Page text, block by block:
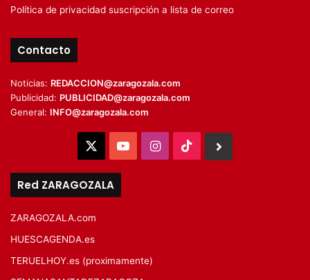
Política de privacidad suscripción a lista de correo
Contacto
Noticias: REDACCION@zaragozala.com
Publicidad: PUBLICIDAD@zaragozala.com
General: INFO@zaragozala.com
YouTubeInstagram
TikTok
Red ZARAGOZALA
ZARAGOZALA.com
HUESCAGENDA.es
TERUELHOY.es (proximamente)